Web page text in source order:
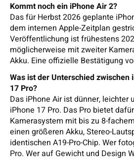
Kommt noch ein iPhone Air 2?
Das für Herbst 2026 geplante
dem internen Apple-Zeitplan
Veröffentlichung ist frühestens
möglicherweise mit zweiter
Akku. Eine offizielle Bestätigung
Was ist der Unterschied zwischen
17 Pro?
Das iPhone Air ist dünner, leichter
iPhone 17 Pro. Das Pro bietet
Kamerasystem mit bis zu 8-
einen größeren Akku, Stereo-
identischen A19-Pro-Chip. Wer
Pro. Wer auf Gewicht und Design